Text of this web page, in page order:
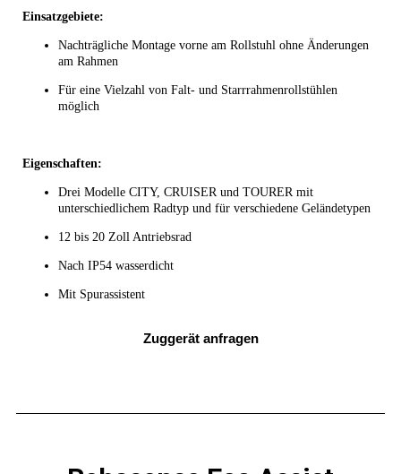
Einsatzgebiete:
Nachträgliche Montage vorne am Rollstuhl ohne Änderungen
am Rahmen
Für eine Vielzahl von Falt- und Starrrahmenrollstühlen
möglich
Eigenschaften:
Drei Modelle CITY, CRUISER und TOURER mit
unterschiedlichem Radtyp und für verschiedene Geländetypen
12 bis 20 Zoll Antriebsrad
Nach IP54 wasserdicht
Mit Spurassistent
Zuggerät anfragen